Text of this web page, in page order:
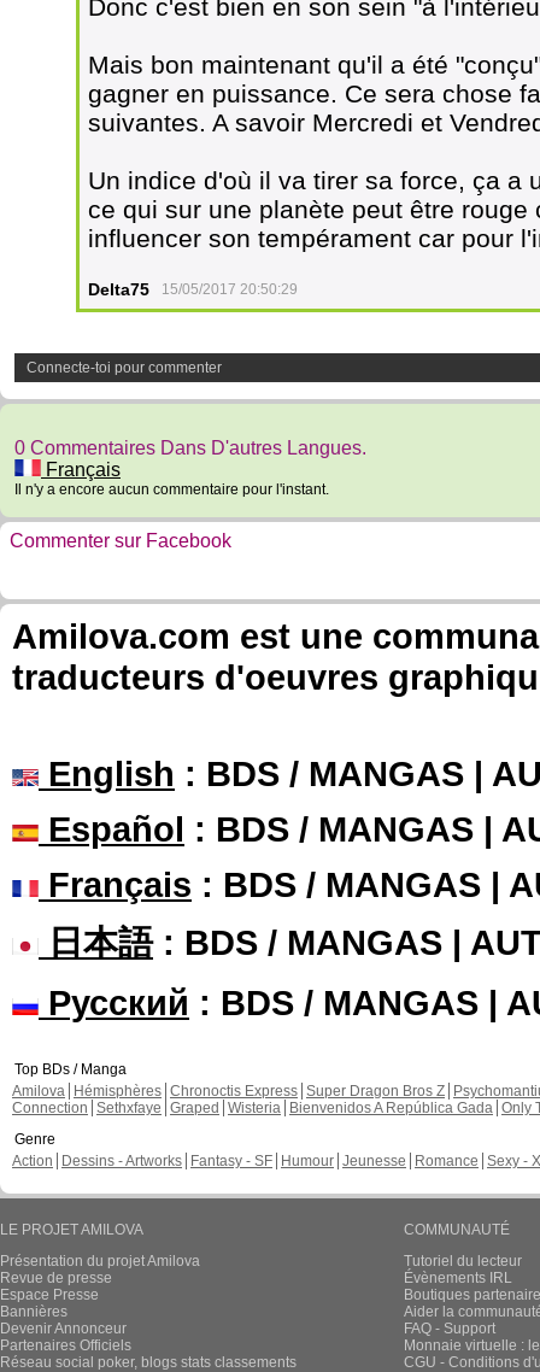
Donc c'est bien en son sein "à
Mais bon maintenant qu'il a été
gagner en puissance. Ce sera chose
suivantes. A savoir Mercredi et
Un indice d'où il va tirer sa force, ça a
ce qui sur une planète peut être
influencer son tempérament car pour
Delta75 15/05/2017 20:50:29
Connecte-toi pour commenter
0 Commentaires Dans D'autres Langues.
Français
Il n'y a encore aucun commentaire pour l'instant.
Commenter sur Facebook
Amilova.com est une
traducteurs d'oeuvres
English : BDS / MANGAS |
Español : BDS / MANGAS |
Français : BDS / MANGAS |
日本語: BDS / MANGAS |
Русский : BDS / MANGAS |
Top BDs / Manga
Amilova
Hémisphères Chronoctis Express Super Dragon Bros Z
Connection Sethxfaye Graped Wisteria Bienvenidos A República Gada Only
Genre
Action
Dessins - Artworks Fantasy - SF Humour Jeunesse Romance Sexy -
LE PROJET AMILOVA
Présentation du projet Amilova
Revue de presse
Espace Presse
Bannières
Devenir Annonceur
Partenaires Officiels
Réseau social poker, blogs stats classements
COMMUNAUTÉ
Tutoriel du lecteur
Évènements IRL
Boutiques
Aider la
FAQ - Support
Monnaie virtuelle :
CGU - Conditions